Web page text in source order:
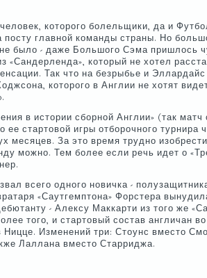
которого болельщики, да и
посту главной команды страны. Но
было - даже Большого Сэма пришлось
«Сандерленда», который не хотел
Так что на безрыбье и
которого в Англии не хотят
в истории сборной Англии» (так
ее стартовой игры отборочного турнира
месяцев. За это время трудно
можно. Тем более если речь идет о
всего одного новичка -
«Саутгемптона» Форстера
- Алексу Маккарти из того же
того, и стартовый состав англичан
Ницце. Изменений три: Стоунс вместо
Лаллана вместо Старриджа.